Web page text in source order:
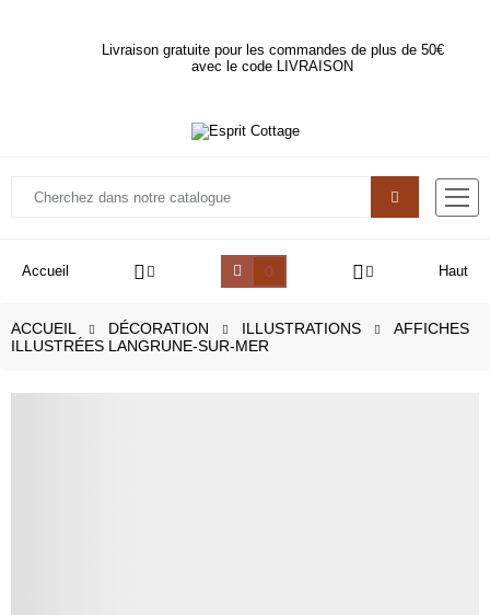
Livraison gratuite pour les commandes de plus de 50€
avec le code LIVRAISON
Accueil 0 Haut
ACCUEIL DÉCORATION ILLUSTRATIONS
AFFICHES
ILLUSTRÉES LANGRUNE-SUR-MER